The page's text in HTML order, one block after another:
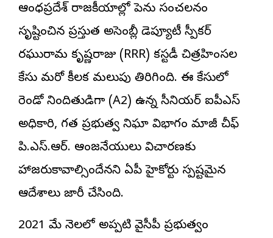
ఆంధ్రప్రదేశ్ రాజకీయాల్లో పెను సంచలనం
సృష్టించిన ప్రస్తుత అసెంబ్లీ డెప్యూటీ స్పీకర్
రఘురామ కృష్ణరాజు (RRR) కస్టడీ చిత్రహింసల
కేసు మరో కీలక మలుపు తిరిగింది. ఈ కేసులో
రెండో నిందితుడిగా (A2) ఉన్న సీనియర్ ఐపీఎస్
అధికారి, గత ప్రభుత్వ నిఘా విభాగం మాజీ చీఫ్
పి.ఎస్.ఆర్. ఆంజనేయులు విచారణకు
హాజరుకావాల్సిందేనని ఏపీ హైకోర్టు స్పష్టమైన
ఆదేశాలు జారీ చేసింది.
2021 మే నెలలో అప్పటి వైసీపీ ప్రభుత్వం